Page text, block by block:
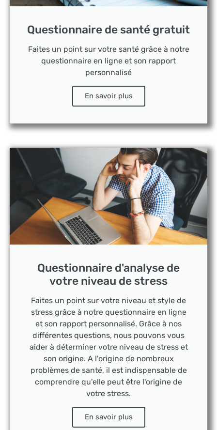
Questionnaire de santé gratuit
Faites un point sur votre santé grâce à notre
questionnaire en ligne et son rapport
personnalisé
En savoir plus
Questionnaire d'analyse de
votre niveau de stress
Faites un point sur votre niveau et style de
stress grâce à notre questionnaire en ligne
et son rapport personnalisé. Grâce à nos
différentes questions, nous pouvons vous
aider à déterminer votre niveau de stress et
son origine. A l'origine de nombreux
problèmes de santé, il est indispensable de
comprendre qu'elle peut être l'origine de
votre stress.
En savoir plus